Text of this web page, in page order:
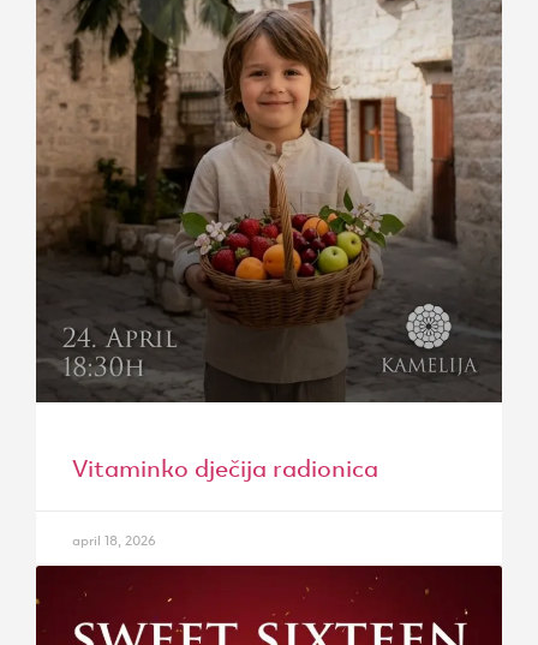
Vitaminko dječija radionica
april 18, 2026